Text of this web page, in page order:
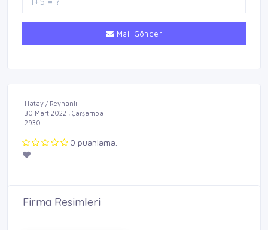
Mail Gönder
Hatay / Reyhanlı
30 Mart 2022 , Çarşamba
2930
0 puanlama.
Firma Resimleri